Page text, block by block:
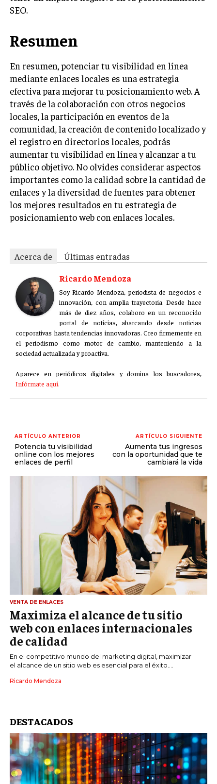
BLOG
Acerca de Últimas entradas
Ricardo Mendoza
Soy Ricardo Mendoza, periodista de negocios e
innovación, con amplia trayectoria. Desde hace
más de diez años, colaboro en un reconocido
portal de noticias, abarcando desde noticias
corporativas hasta tendencias innovadoras. Creo firmemente en
el periodismo como motor de cambio, manteniendo a la
sociedad actualizada y proactiva.
Aparece en periódicos digitales y domina los buscadores,
Infórmate aquí.
SEO.
Resumen
En resumen, potenciar tu visibilidad en línea
mediante enlaces locales es una estrategia
efectiva para mejorar tu posicionamiento web. A
través de la colaboración con otros negocios
locales, la participación en eventos de la
comunidad, la creación de contenido localizado y
el registro en directorios locales, podrás
aumentar tu visibilidad en línea y alcanzar a tu
público objetivo. No olvides considerar aspectos
importantes como la calidad sobre la cantidad de
enlaces y la diversidad de fuentes para obtener
los mejores resultados en tu estrategia de
posicionamiento web con enlaces locales.
Acerca de
Últimas entradas
Ricardo Mendoza
Soy Ricardo Mendoza, periodista de negocios e
innovación, con amplia trayectoria. Desde hace
más de diez años, colaboro en un reconocido
portal de noticias, abarcando desde noticias
corporativas hasta tendencias innovadoras. Creo firmemente en
el periodismo como motor de cambio, manteniendo a la
sociedad actualizada y proactiva.
Aparece en periódicos digitales y domina los buscadores,
Infórmate aquí.
ARTÍCULO ANTERIOR
Potencia tu visibilidad
online con los mejores
enlaces de perfil
ARTÍCULO SIGUIENTE
Aumenta tus ingresos
con la oportunidad que te
cambiará la vida
VENTA DE ENLACES
Maximiza el alcance de tu sitio
web con enlaces internacionales
de calidad
En el competitivo mundo del marketing digital, maximizar
el alcance de un sitio web es esencial para el éxito....
Ricardo Mendoza
DESTACADOS